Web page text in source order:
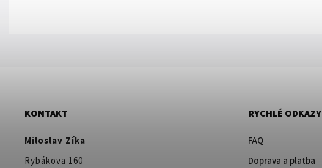
KONTAKT
Miloslav Zíka
Rybákova 160
RYCHLÉ ODKAZY
FAQ
Doprava a platba